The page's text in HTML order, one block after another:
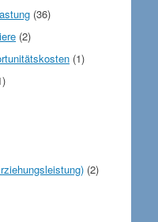
(36)
(2)
(1)
(2)